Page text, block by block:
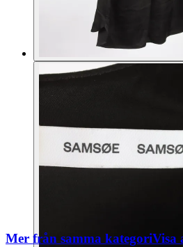
Mer från samma kategoriVisa